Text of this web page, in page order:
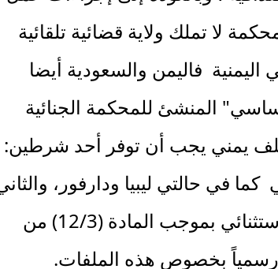
، وبالعودة إلى إجراءات عمل
لا تملك ولاية قضائية تلقائية
اليمنية فاليمن والسعودية أيضا
المنشئ للمحكمة الجنائية
يمني يجب أن توفر أحد شرطين:
في حالتي ليبيا ودارفور، والثاني